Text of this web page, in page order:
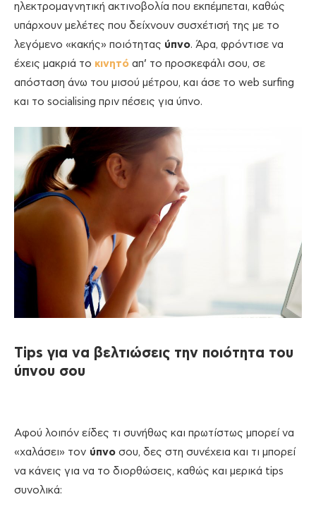
ηλεκτρομαγνητική ακτινοβολία που εκπέμπεται, καθώς
υπάρχουν μελέτες που δείχνουν συσχέτισή της με το
λεγόμενο «κακής» ποιότητας ύπνο. Άρα, φρόντισε να
έχεις μακριά το κινητό απ’ το προσκεφάλι σου, σε
απόσταση άνω του μισού μέτρου, και άσε το web surfing
και το socialising πριν πέσεις για ύπνο.
Tips για να βελτιώσεις την ποιότητα του
ύπνου σου
Αφού λοιπόν είδες τι συνήθως και πρωτίστως μπορεί να
«χαλάσει» τον ύπνο σου, δες στη συνέχεια και τι μπορεί
να κάνεις για να το διορθώσεις, καθώς και μερικά tips
συνολικά: